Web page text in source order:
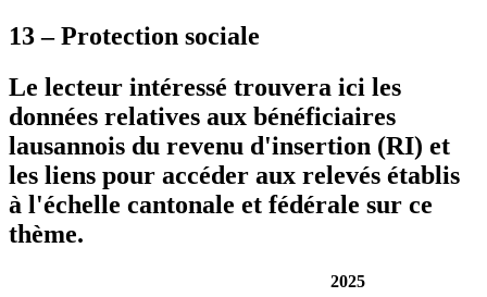
13 – Protection sociale
Le lecteur intéressé trouvera ici les
données relatives aux bénéficiaires
lausannois du revenu d'insertion (RI) et
les liens pour accéder aux relevés établis
à l'échelle cantonale et fédérale sur ce
thème.
2025